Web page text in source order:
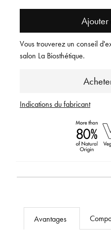
Vous trouverez un conseil
salon La Biosthétique.
Indications du fabricant
Avantages